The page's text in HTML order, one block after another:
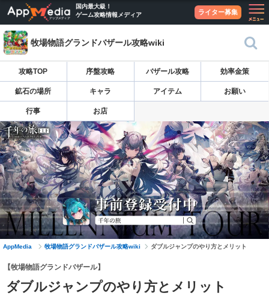
国内最大級！
ゲーム攻略情報メディア
ライター募集
牧場物語グランドバザール攻略wiki
攻略TOP 序盤攻略 バザール攻略 効率金策
鉱石の場所 キャラ アイテム お願い
行事 お店
AppMedia 牧場物語グランドバザール攻略wiki ダブルジャンプのやり方とメリット
【牧場物語グランドバザール】
ダブルジャンプのやり方とメリット